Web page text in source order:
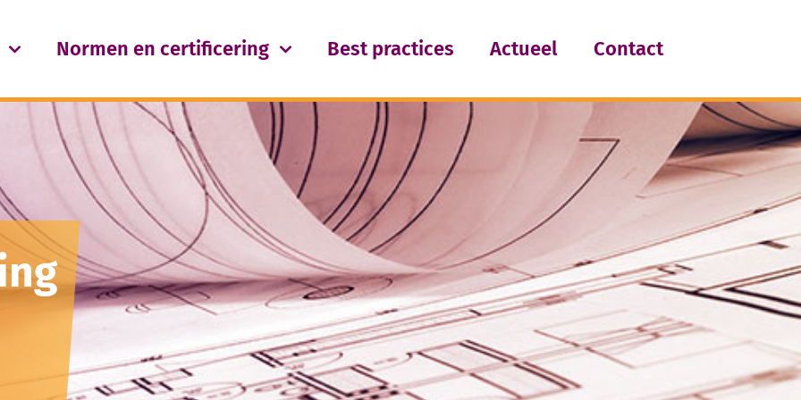
Normen en certificering Best practices Actueel Contact